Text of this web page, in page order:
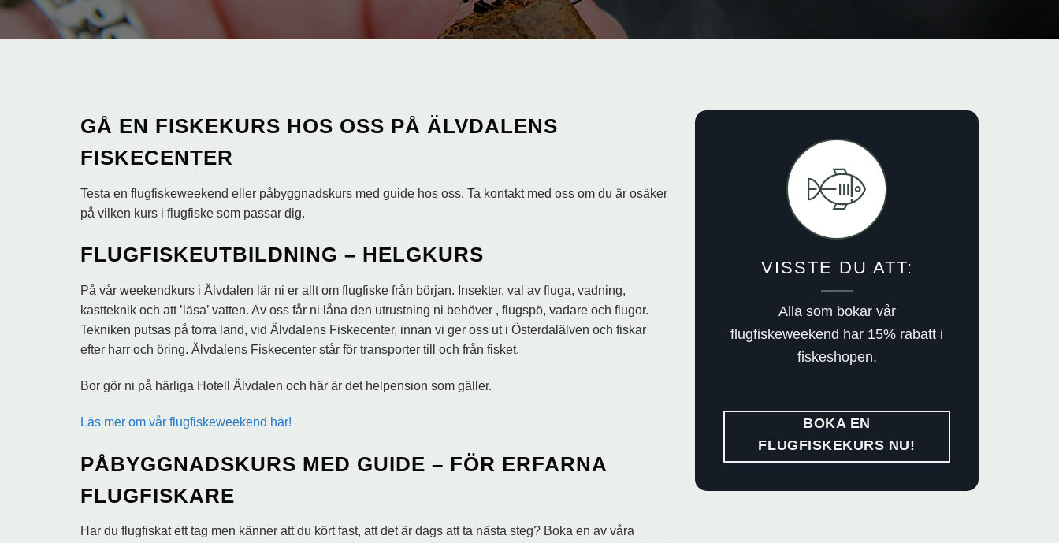
GÅ EN FISKEKURS HOS OSS PÅ ÄLVDALENS
FISKECENTER
Testa en flugfiskeweekend eller påbyggnadskurs med guide hos oss. Ta kontakt med oss om du är osäker
på vilken kurs i flugfiske som passar dig.
FLUGFISKEUTBILDNING – HELGKURS
På vår weekendkurs i Älvdalen lär ni er allt om flugfiske från början. Insekter, val av fluga, vadning,
kastteknik och att ’läsa’ vatten. Av oss får ni låna den utrustning ni behöver , flugspö, vadare och flugor.
Tekniken putsas på torra land, vid Älvdalens Fiskecenter, innan vi ger oss ut i Österdalälven och fiskar
efter harr och öring. Älvdalens Fiskecenter står för transporter till och från fisket.
Bor gör ni på härliga Hotell Älvdalen och här är det helpension som gäller.
Läs mer om vår flugfiskeweekend här!
PÅBYGGNADSKURS MED GUIDE – FÖR ERFARNA
FLUGFISKARE
Har du flugfiskat ett tag men känner att du kört fast, att det är dags att ta nästa steg? Boka en av våra
VISSTE DU ATT:
Alla som bokar vår
flugfiskeweekend har 15% rabatt i
fiskeshopen.
BOKA EN
FLUGFISKEKURS NU!